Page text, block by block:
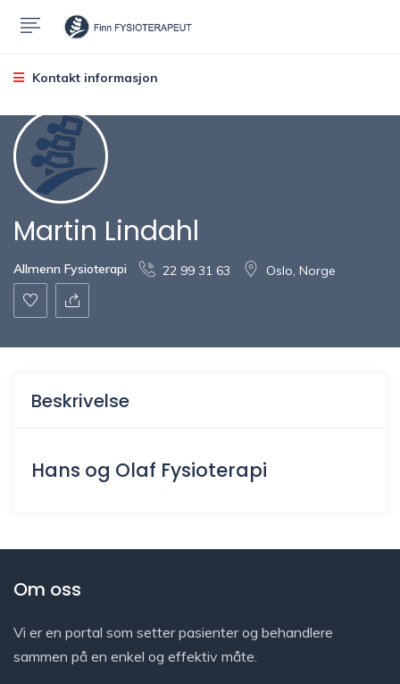
Kontakt informasjon
Martin Lindahl
Allmenn Fysioterapi 22 99 31 63 Oslo, Norge
Beskrivelse
Hans og Olaf Fysioterapi
Om oss
Vi er en portal som setter pasienter og behandlere
sammen på en enkel og effektiv måte.